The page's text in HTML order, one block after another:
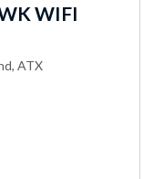
WIFI
ATX